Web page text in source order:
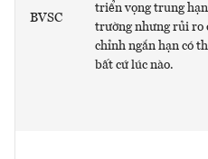
BVSC
triển vọng trung
trường nhưng rủi ro
chỉnh ngắn hạn có
bất cứ lúc nào.